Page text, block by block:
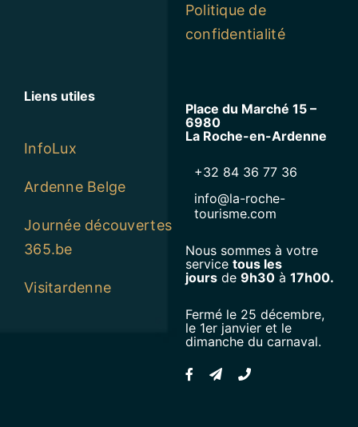
Politique de
confidentialité
Liens utiles
InfoLux
Ardenne Belge
Journée découvertes
365.be
Visitardenne
Place du Marché 15 –
6980
La Roche-en-Ardenne
+32 84 36 77 36
info@la-roche-
tourisme.com
Nous sommes à votre
service tous les
joursde 9h30à 17h00.
Fermé le 25 décembre,
le 1er janvier et le
dimanche du carnaval.